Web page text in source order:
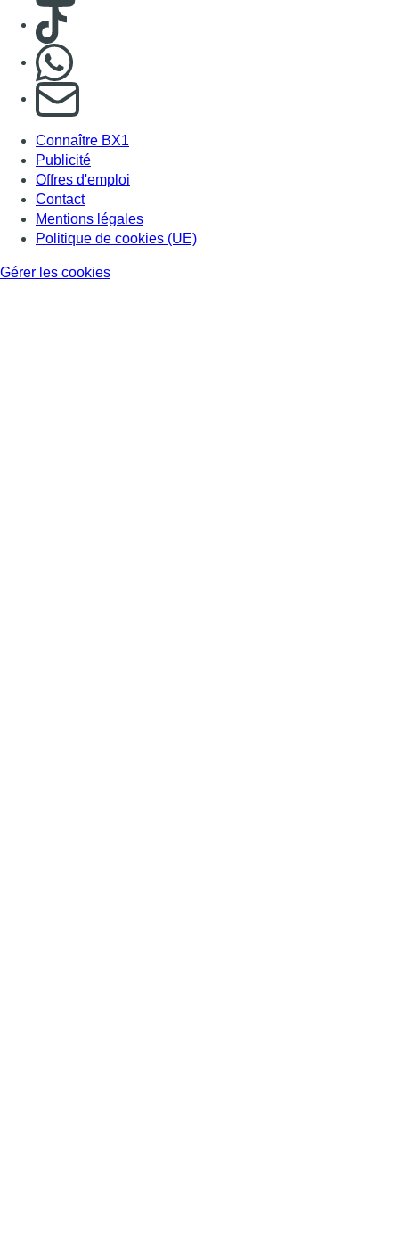
Consulter TikTok
S'abonner à notre newsletter
Connaître BX1
Publicité
Offres d'emploi
Contact
Mentions légales
Politique de cookies (UE)
Gérer les cookies